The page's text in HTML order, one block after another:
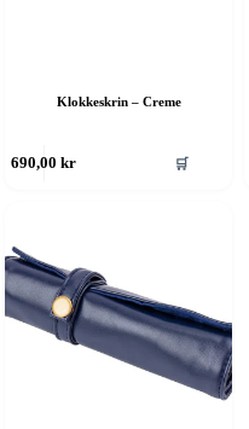
Klokkeskrin – Creme
690,00kr 🛒